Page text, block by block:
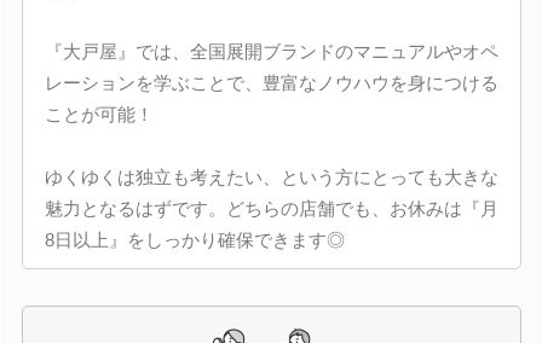
『大戸屋』では、全国展開ブランドのマニュアルやオペ
レーションを学ぶことで、豊富なノウハウを身につける
ことが可能！
ゆくゆくは独立も考えたい、という方にとっても大きな
魅力となるはずです。どちらの店舗でも、お休みは『月
8日以上』をしっかり確保できます◎